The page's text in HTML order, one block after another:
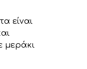
είναι
μεράκι